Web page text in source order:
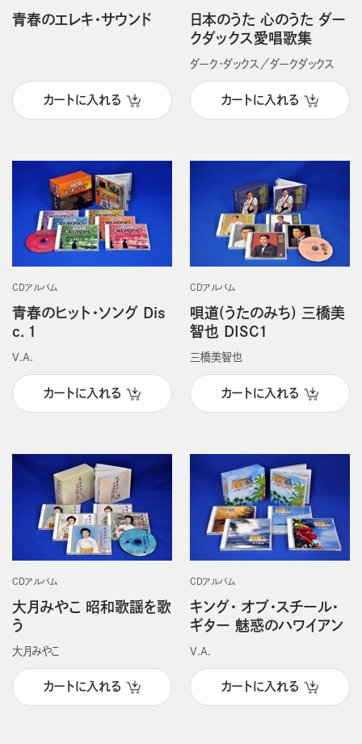
青春のエレキ・サウンド
カートに入れる
日本のうた 心のうた ダー
クダックス愛唱歌集
ダーク・ダックス／ダークダックス
カートに入れる
CDアルバム
青春のヒット・ソング Dis
c．1
V.A.
カートに入れる
CDアルバム
唄道(うたのみち) 三橋美
智也 DISC1
三橋美智也
カートに入れる
CDアルバム
大月みやこ 昭和歌謡を歌
う
大月みやこ
カートに入れる
CDアルバム
キング・ オブ・スチール・
ギター 魅惑のハワイアン
V.A.
カートに入れる